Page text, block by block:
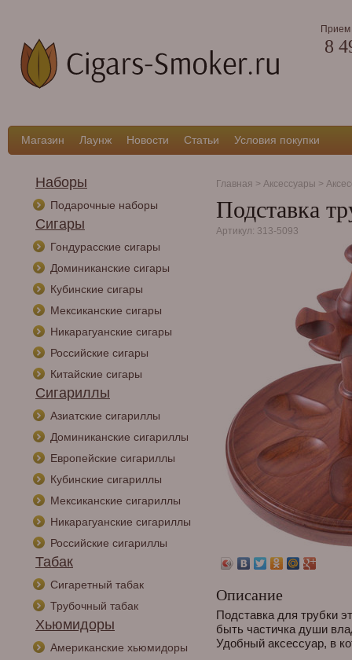
Прием
8
Магазин Лаунж Новости Статьи Условия покупки
Наборы
Подарочные наборы
Сигары
Гондурасские сигары
Доминиканские сигары
Кубинские сигары
Мексиканские сигары
Никарагуанские сигары
Российские сигары
Китайские сигары
Сигариллы
Азиатские сигариллы
Доминиканские сигариллы
Европейские сигариллы
Кубинские сигариллы
Мексиканские сигариллы
Никарагуанские сигариллы
Российские сигариллы
Табак
Сигаретный табак
Трубочный табак
Хьюмидоры
Американские хьюмидоры
Главная > Аксессуары >
Подставка
Артикул: 313-5093
Описание
Подставка для трубки
быть частичка души
Удобный аксессуар, в